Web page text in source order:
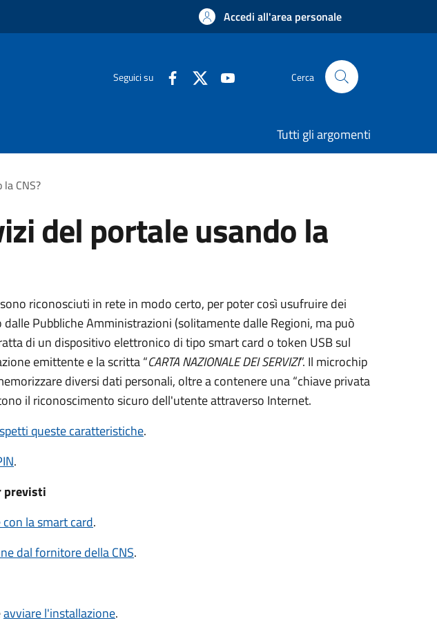
Accedi all'area personale
Seguici su Cerca
Tutti gli argomenti
CNS?
del portale usando la
riconosciuti in rete in modo certo, per poter così usufruire dei
Pubbliche Amministrazioni (solitamente dalle Regioni, ma può
di un dispositivo elettronico di tiposmart card o token USBsul
emittente e la scritta “CARTA NAZIONALE DEI SERVIZI”. Il microchip
diversi dati personali, oltre a contenere una “chiave privata
il riconoscimento sicuro dell'utente attraverso Internet.
queste caratteristiche.
.
previsti
la smart card.
dal fornitore della CNS.
avviare l'installazione.